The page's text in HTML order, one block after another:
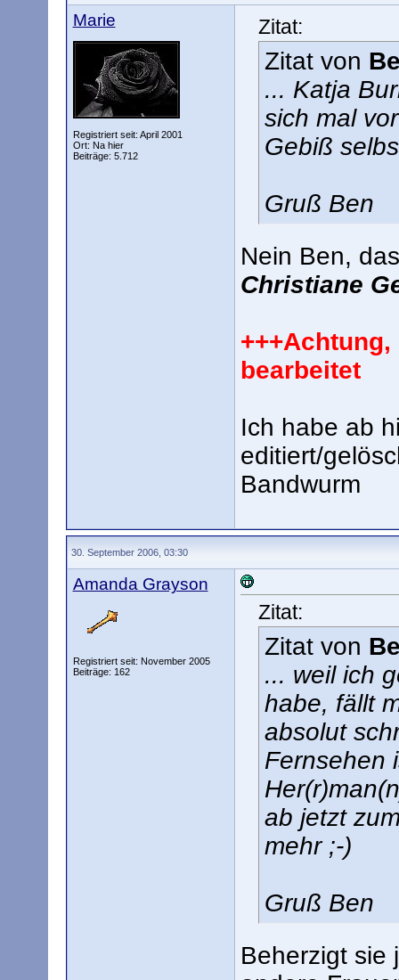
Marie
Registriert seit: April 2001
Ort: Na hier
Beiträge: 5.712
Zitat:
Zitat von
... Katja
sich mal
Gebiß
Gruß Ben
Nein Ben,
Christiane
bearbeitet
Ich habe ab
editiert/
Bandwurm
30. September 2006, 03:30
Amanda Grayson
Registriert seit: November 2005
Beiträge: 162
Zitat:
Zitat von
... weil ich
habe, fällt
absolut
Fernsehen
ab jetzt
mehr ;-)
Gruß Ben
Beherzigt sie